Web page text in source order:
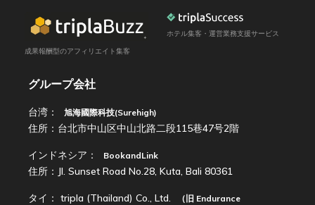
成果報酬型のアフィリエイト集客
ホテル集客・運営業務支援サービス
グループ会社
台湾： 旭海國際科技(Surehigh)
住所：台北市中山区中山北路二段115巷47号2階
インドネシア： BookandLink
住所：Jl. Sunset Road No.28, Kuta, Bali 80361
タイ： tripla (Thailand) Co., Ltd. （旧 Endurance